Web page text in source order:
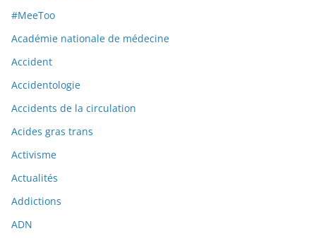
#MeeToo
Académie nationale de médecine
Accident
Accidentologie
Accidents de la circulation
Acides gras trans
Activisme
Actualités
Addictions
ADN